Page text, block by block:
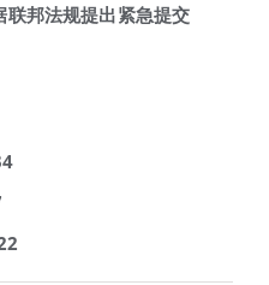
联邦法规提出紧急提交